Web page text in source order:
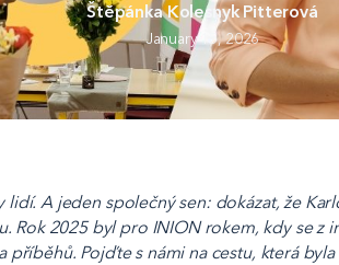
Štěpánka Kolesnyk Pitterová
January 15, 2026
lidí. A jeden společný sen: dokázat, že
Rok 2025 byl pro INION rokem, kdy se z
příběhů. Pojďte s námi na cestu, která